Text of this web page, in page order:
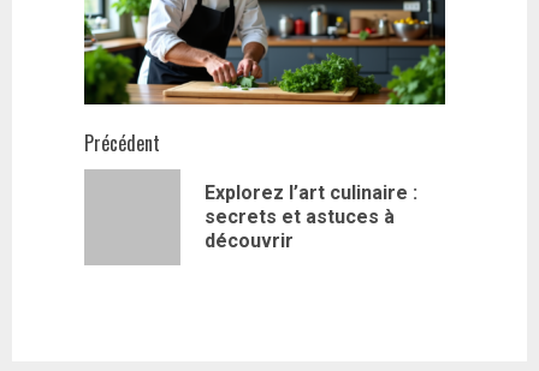
Navigation
Précédent
Explorez l’art culinaire :
secrets et astuces à
découvrir